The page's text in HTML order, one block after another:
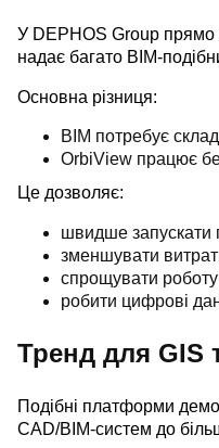
У DEPHOS Group прямо
надає багато BIM-
Основна різниця:
BIM потребує
OrbiView працює
Це дозволяє:
швидше запускати
зменшувати
спрощувати роботу
робити цифрові
Тренд для GIS
Подібні платформи
CAD/BIM-систем до